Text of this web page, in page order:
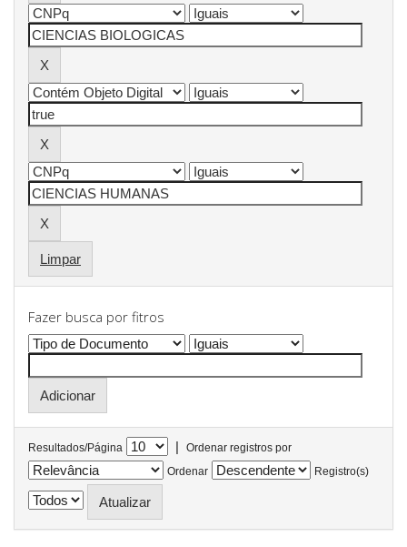
Limpar
Fazer busca por fitros
Resultados/Página |
Ordenar registros por
Ordenar
Registro(s)